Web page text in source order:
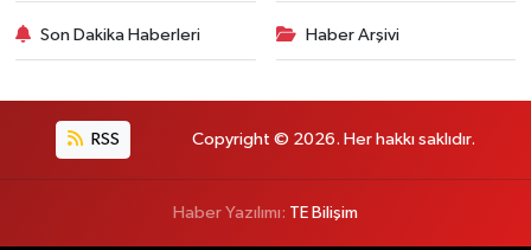
Son Dakika Haberleri Haber Arşivi
RSS Copyright © 2026. Her hakkı saklıdır.
Haber Yazılımı: TE Bilişim